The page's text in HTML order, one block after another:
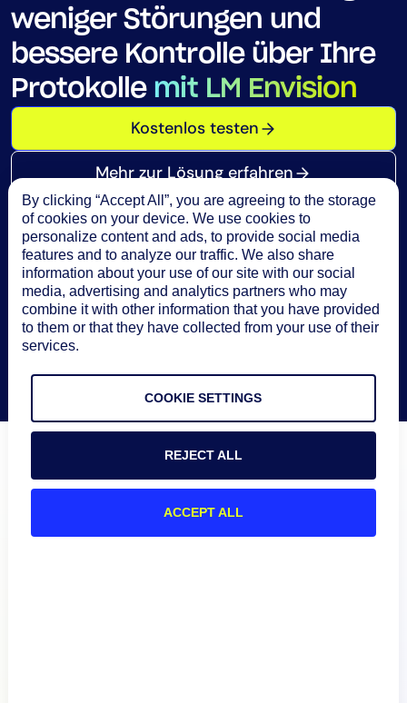
weniger Störungen und
bessere Kontrolle über Ihre
Protokolle mit LM Envision
Kostenlos testen
Mehr zur Lösung erfahren
By clicking “Accept All”, you are agreeing to the storage
of cookies on your device. We use cookies to
personalize content and ads, to provide social media
features and to analyze our traffic. We also share
information about your use of our site with our social
media, advertising and analytics partners who may
combine it with other information that you have provided
to them or that they have collected from your use of their
services.
COOKIE SETTINGS
REJECT ALL
ACCEPT ALL